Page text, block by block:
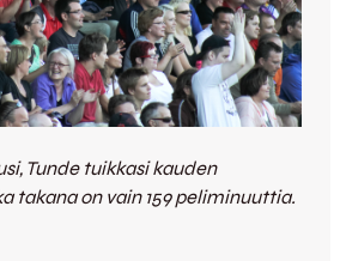
Tunde tuikkasi kauden
takana on vain 159 peliminuuttia.